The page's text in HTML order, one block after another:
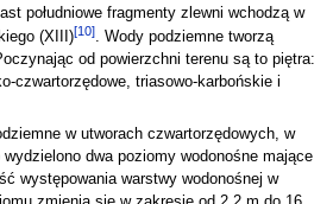
południowe fragmenty zlewni wchodzą w
(XIII)[10]. Wody podziemne tworzą
od powierzchni terenu są to piętra:
czwartorzędowe, triasowo-karbońskie i
w utworach czwartorzędowych, w
dwa poziomy wodonośne mające
występowania warstwy wodonośnej w